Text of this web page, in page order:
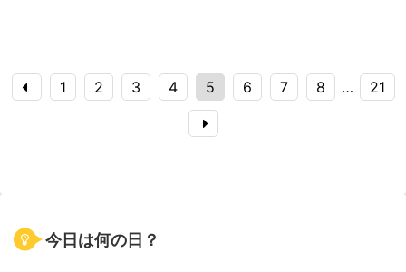
1 2 3 4 5 6 7 8 … 21
今日は何の日？